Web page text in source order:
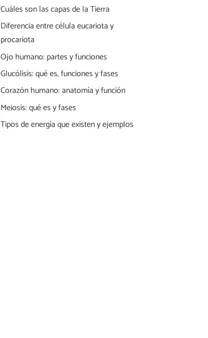
Cuáles son las capas de la Tierra
Diferencia entre célula eucariota y
procariota
Ojo humano: partes y funciones
Glucólisis: qué es, funciones y fases
Corazón humano: anatomía y función
Meiosis: qué es y fases
Tipos de energía que existen y ejemplos